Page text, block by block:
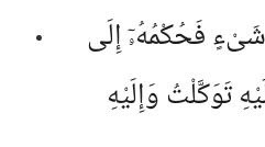
فَحُكْمُهُۥٓ إِلَى
تَوَكَّلْتُ وَإِلَيْهِ